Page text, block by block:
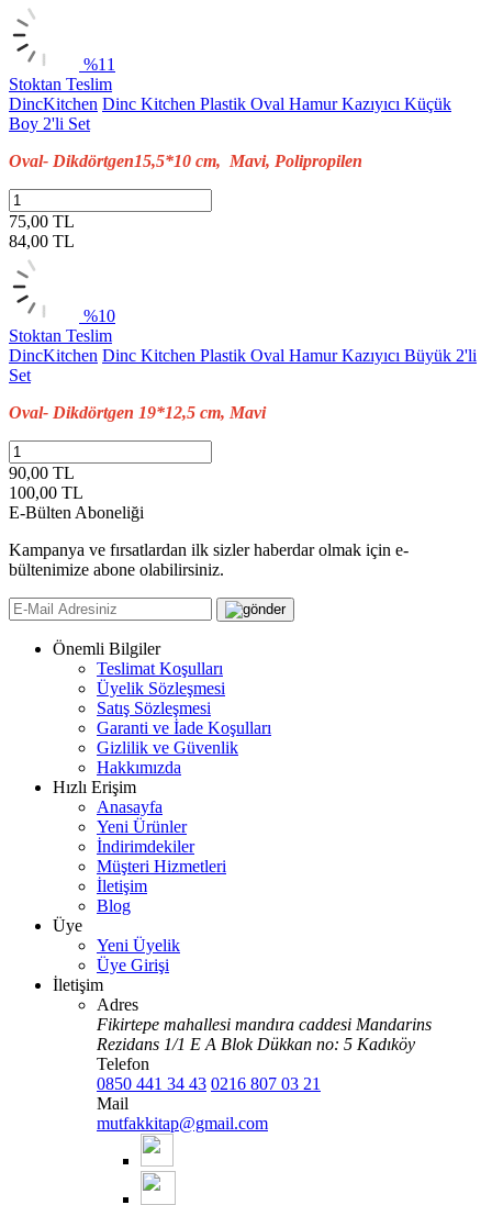
%11
Stoktan Teslim
DincKitchen Dinc Kitchen Plastik Oval Hamur Kazıyıcı Küçük
Boy 2'li Set
Oval- Dikdörtgen15,5*10 cm, Mavi, Polipropilen
75,00 TL
84,00 TL
%10
Stoktan Teslim
DincKitchen Dinc Kitchen Plastik Oval Hamur Kazıyıcı Büyük 2'li
Set
Oval- Dikdörtgen 19*12,5 cm, Mavi
90,00 TL
100,00 TL
E-Bülten Aboneliği
Kampanya ve fırsatlardan ilk sizler haberdar olmak için e-
bültenimize abone olabilirsiniz.
Önemli Bilgiler
Teslimat Koşulları
Üyelik Sözleşmesi
Satış Sözleşmesi
Garanti ve İade Koşulları
Gizlilik ve Güvenlik
Hakkımızda
Hızlı Erişim
Anasayfa
Yeni Ürünler
İndirimdekiler
Müşteri Hizmetleri
İletişim
Blog
Üye
Yeni Üyelik
Üye Girişi
İletişim
Adres
Fikirtepe mahallesi mandıra caddesi Mandarins
Rezidans 1/1 E A Blok Dükkan no: 5 Kadıköy
Telefon
0850 441 34 43 0216 807 03 21
Mail
mutfakkitap@gmail.com